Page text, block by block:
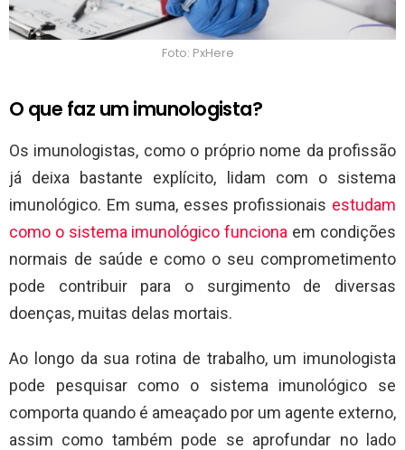
Foto: PxHere
O que faz um imunologista?
Os imunologistas, como o próprio nome da profissão
já deixa bastante explícito, lidam com o sistema
imunológico. Em suma, esses profissionais estudam
como o sistema imunológico funciona em condições
normais de saúde e como o seu comprometimento
pode contribuir para o surgimento de diversas
doenças, muitas delas mortais.
Ao longo da sua rotina de trabalho, um imunologista
pode pesquisar como o sistema imunológico se
comporta quando é ameaçado por um agente externo,
assim como também pode se aprofundar no lado